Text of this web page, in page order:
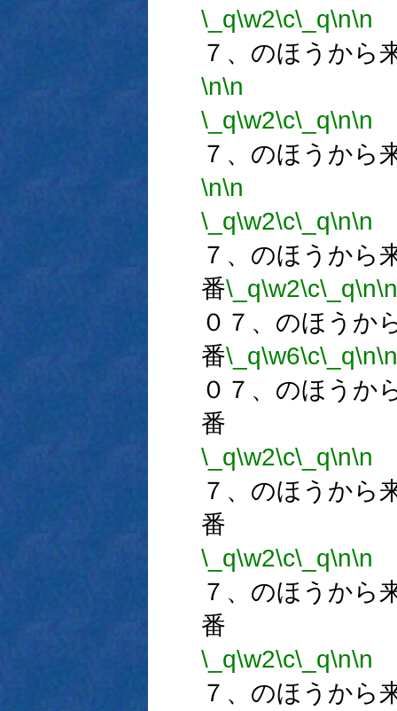
\_q\w2\c\_q\n\n
７、のほうから
\n\n
\_q\w2\c\_q\n\n
７、のほうから
\n\n
\_q\w2\c\_q\n\n
７、のほうから
番\_q\w2\c\_q\n\n
０７、のほうか
番\_q\w6\c\_q\n\n
０７、のほうか
番
\_q\w2\c\_q\n\n
７、のほうから
番
\_q\w2\c\_q\n\n
７、のほうから
番
\_q\w2\c\_q\n\n
７、のほうから